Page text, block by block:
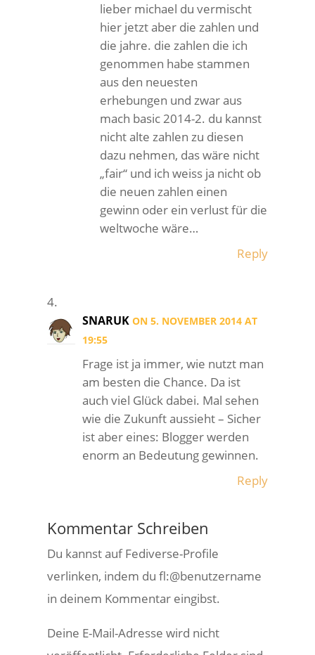
lieber michael du vermischt
hier jetzt aber die zahlen und
die jahre. die zahlen die ich
genommen habe stammen
aus den neuesten
erhebungen und zwar aus
mach basic 2014-2. du kannst
nicht alte zahlen zu diesen
dazu nehmen, das wäre nicht
„fair“ und ich weiss ja nicht ob
die neuen zahlen einen
gewinn oder ein verlust für die
weltwoche wäre…
Reply
SNARUK ON 5. NOVEMBER 2014 AT
19:55
Frage ist ja immer, wie nutzt man
am besten die Chance. Da ist
auch viel Glück dabei. Mal sehen
wie die Zukunft aussieht – Sicher
ist aber eines: Blogger werden
enorm an Bedeutung gewinnen.
Reply
Kommentar Schreiben
Du kannst auf Fediverse-Profile
verlinken, indem du fl:@benutzername
in deinem Kommentar eingibst.
Deine E-Mail-Adresse wird nicht